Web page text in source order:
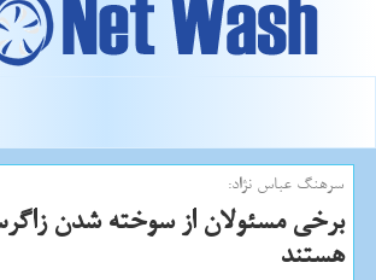
سرهنگ عباس نژاد:
برخی مسئولان از سوخته شدن
هستند